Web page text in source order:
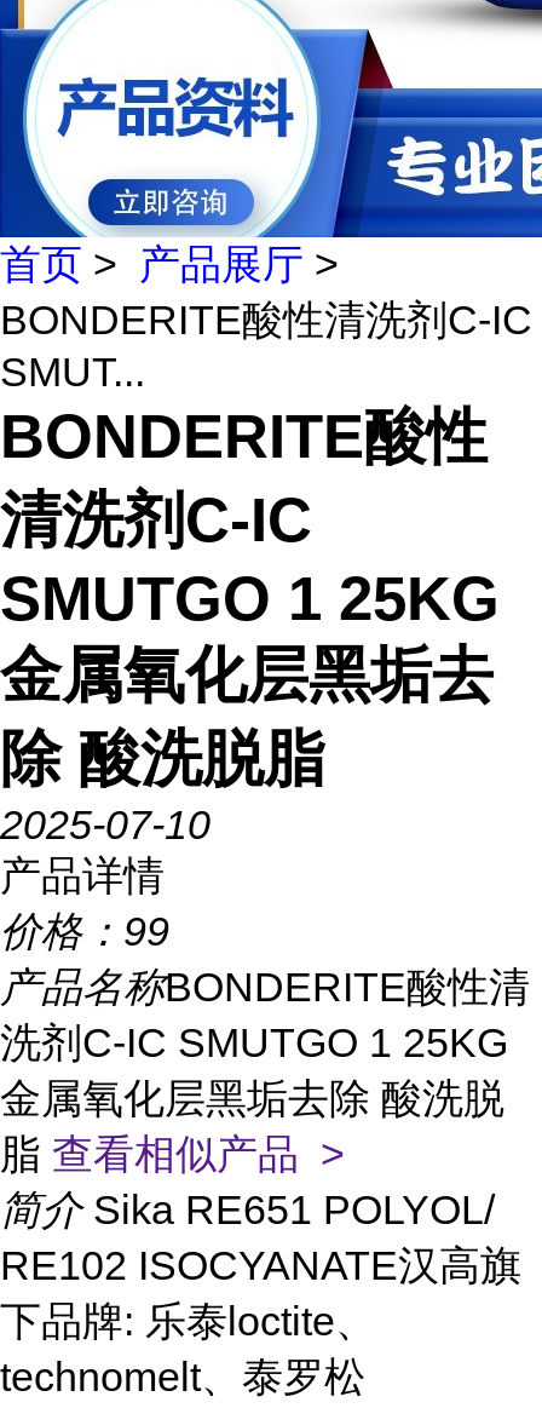
首页 > 产品展厅 >
BONDERITE酸性清洗剂C-IC
SMUT...
BONDERITE酸性
清洗剂C-IC
SMUTGO 1 25KG
金属氧化层黑垢去
除 酸洗脱脂
2025-07-10
产品详情
价格： 99
产品名称BONDERITE酸性清
洗剂C-IC SMUTGO 1 25KG
金属氧化层黑垢去除 酸洗脱
脂 查看相似产品 >
简介 Sika RE651 POLYOL/
RE102 ISOCYANATE汉高旗
下品牌: 乐泰loctite、
technomelt、泰罗松